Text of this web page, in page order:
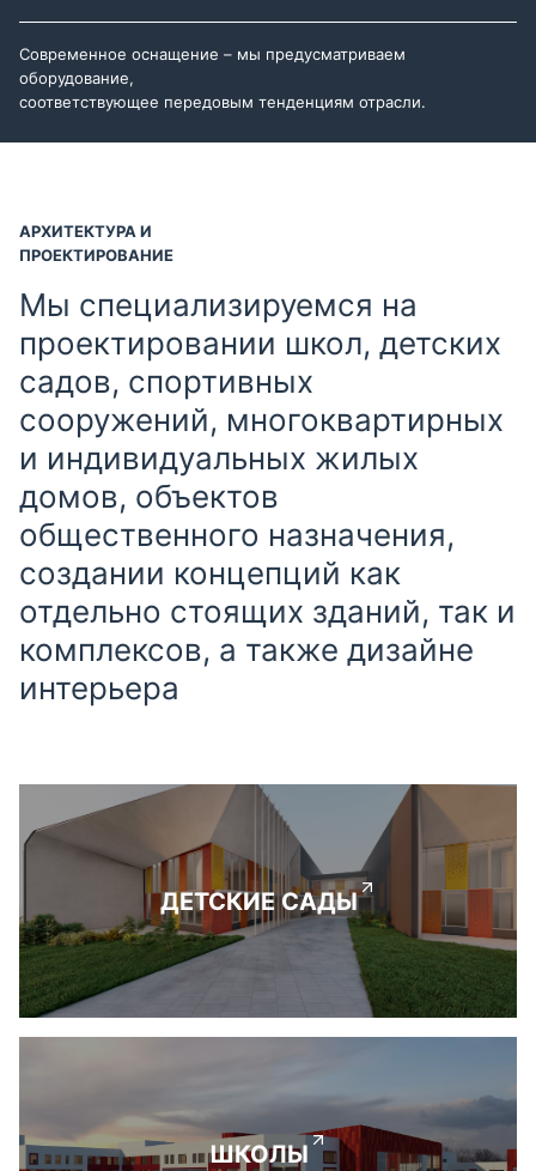
Современное оснащение – мы предусматриваем
оборудование,
соответствующее передовым тенденциям отрасли.
АРХИТЕКТУРА И
ПРОЕКТИРОВАНИЕ
Мы специализируемся на
проектировании школ, детских
садов, спортивных
сооружений, многоквартирных
и индивидуальных жилых
домов, объектов
общественного назначения,
создании концепций как
отдельно стоящих зданий, так и
комплексов, а также дизайне
интерьера
ДЕТСКИЕ САДЫ
ШКОЛЫ